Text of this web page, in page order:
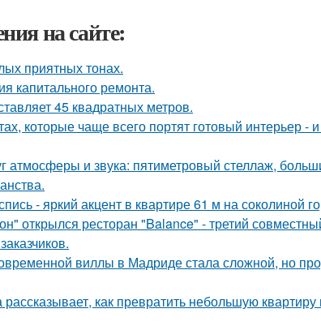
на сайте:
приятных тонах.
капитального ремонта.
45 квадратных метров.
которые чаще всего портят готовый интерьер -
атмосферы и звука: пятиметровый стеллаж,
- яркий акцент в квартире 61 м на соколиной
открылся ресторан "Balance" - третий
виллы в Мадриде стала сложной, но
как превратить небольшую